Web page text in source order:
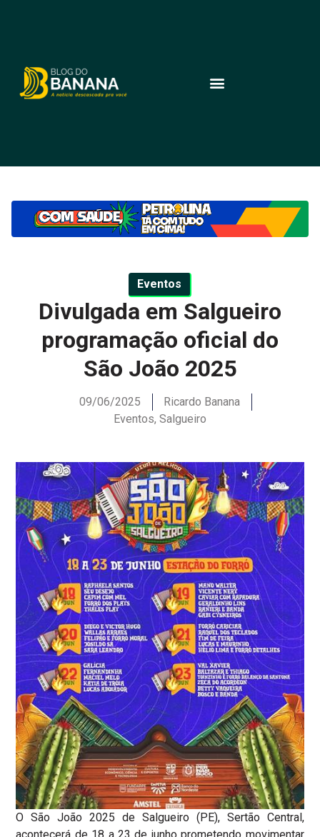
Eventos
Divulgada em Salgueiro
programação oficial do
São João 2025
09/06/2025
Ricardo Banana
Eventos, Salgueiro
O São João 2025 de Salgueiro (PE), Sertão Central,
acontecerá de 18 a 23 de junho prometendo movimentar